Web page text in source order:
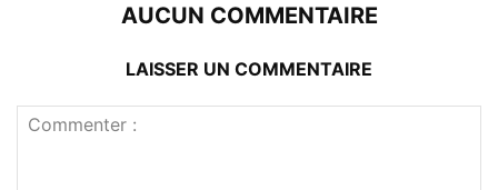
AUCUN COMMENTAIRE
LAISSER UN COMMENTAIRE